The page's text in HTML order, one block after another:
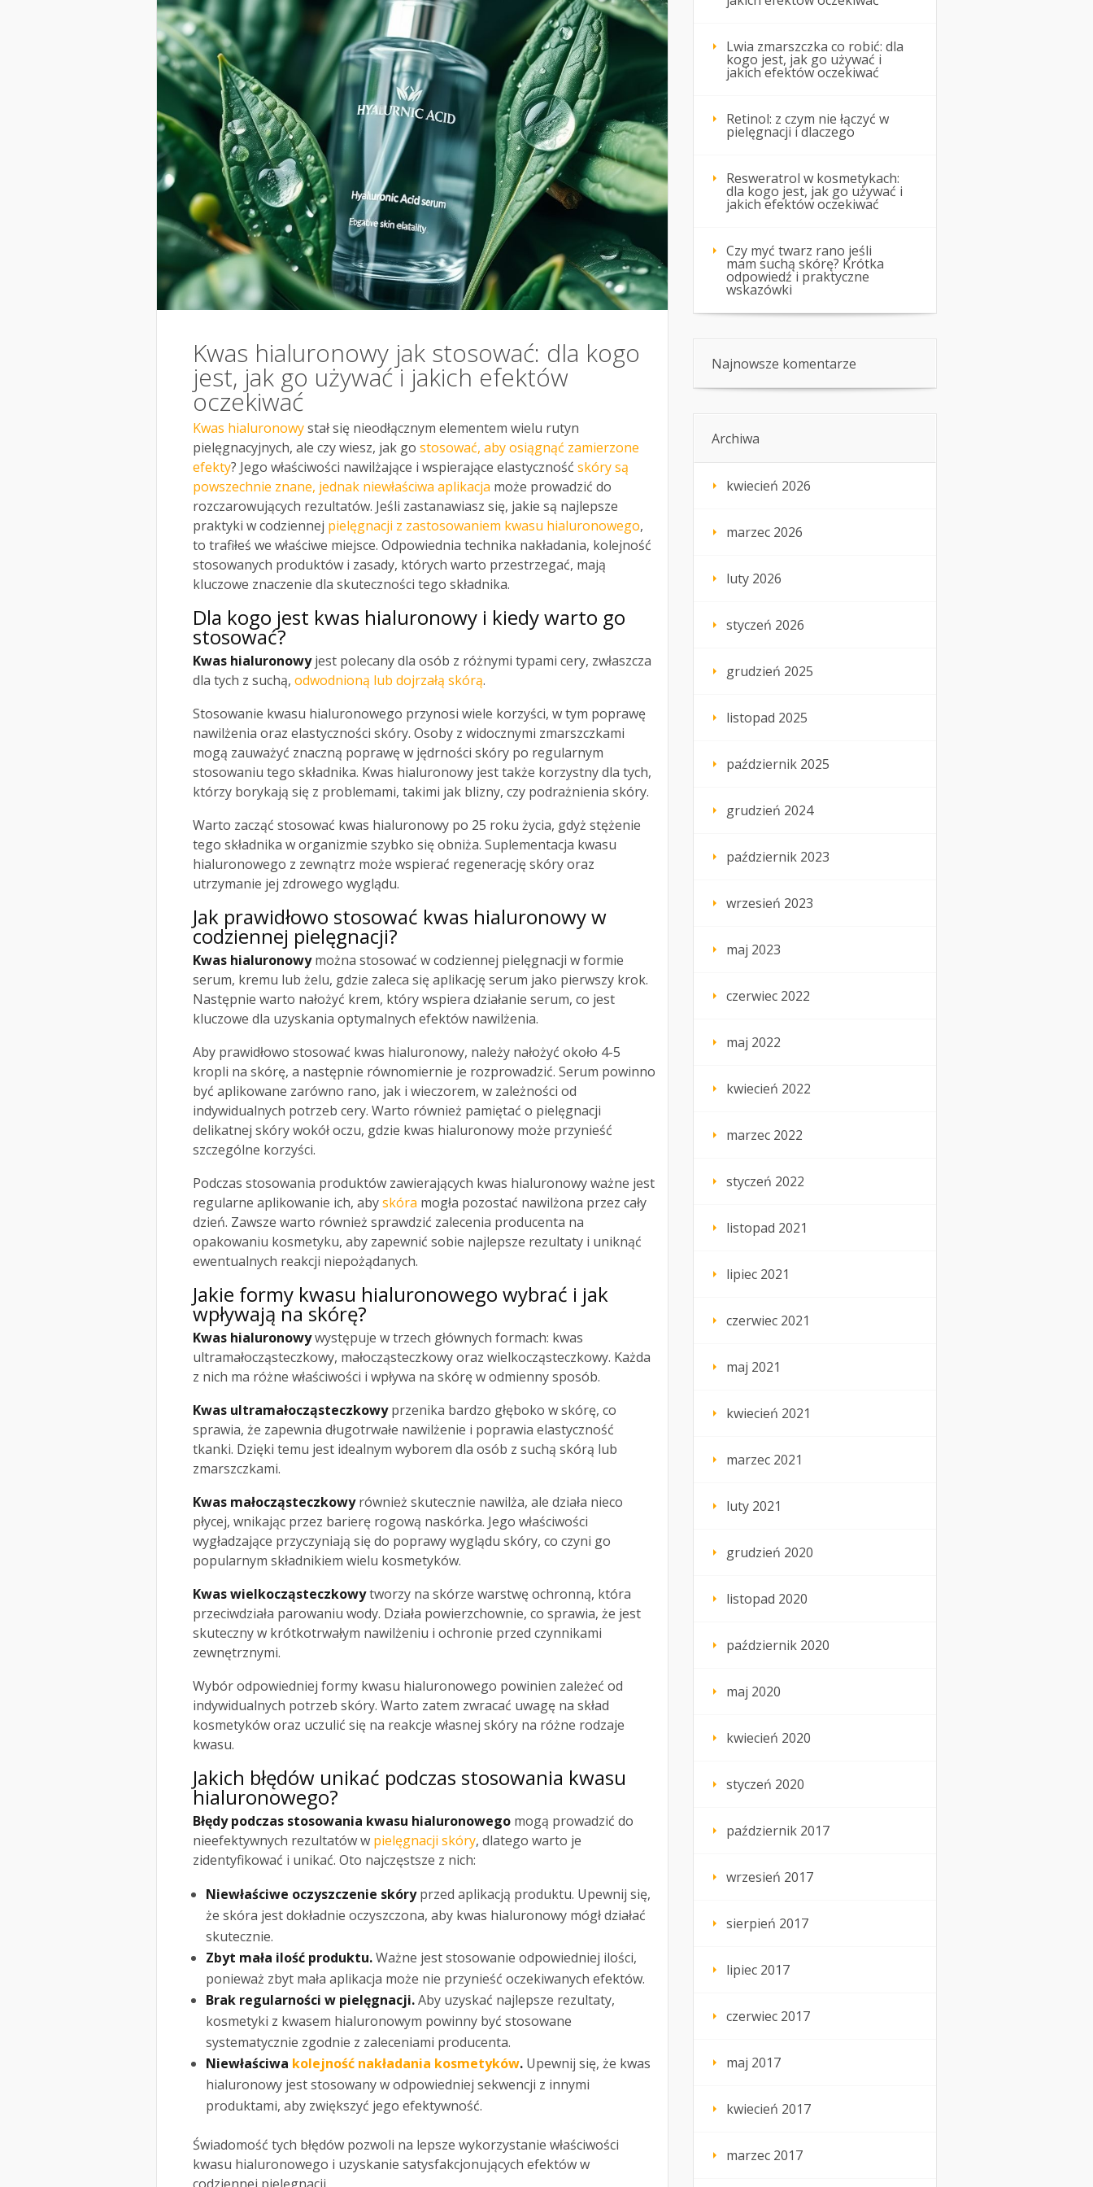
Kwas hialuronowy jak stosować: dla kogo
jest, jak go używać i jakich efektów
oczekiwać
Kwas hialuronowystał się nieodłącznym elementem wielu rutyn
pielęgnacyjnych, ale czy wiesz, jak go stosować, aby osiągnąć zamierzone
efekty? Jego właściwości nawilżające i wspierające elastyczność skóry są
powszechnie znane, jednak niewłaściwa aplikacja może prowadzić do
rozczarowujących rezultatów. Jeśli zastanawiasz się, jakie są najlepsze
praktyki w codziennej pielęgnacji z zastosowaniem kwasu hialuronowego,
to trafiłeś we właściwe miejsce. Odpowiednia technika nakładania, kolejność
stosowanych produktów i zasady, których warto przestrzegać, mają
kluczowe znaczenie dla skuteczności tego składnika.
Dla kogo jest kwas hialuronowy i kiedy warto go
stosować?
Kwas hialuronowyjest polecany dla osób z różnymi typami cery, zwłaszcza
dla tych z suchą, odwodnioną lub dojrzałą skórą.
Stosowanie kwasu hialuronowego przynosi wiele korzyści, w tym poprawę
nawilżenia oraz elastyczności skóry. Osoby z widocznymi zmarszczkami
mogą zauważyć znaczną poprawę w jędrności skóry po regularnym
stosowaniu tego składnika. Kwas hialuronowy jest także korzystny dla tych,
którzy borykają się z problemami, takimi jak blizny, czy podrażnienia skóry.
Warto zacząć stosować kwas hialuronowy po 25 roku życia, gdyż stężenie
tego składnika w organizmie szybko się obniża. Suplementacja kwasu
hialuronowego z zewnątrz może wspierać regenerację skóry oraz
utrzymanie jej zdrowego wyglądu.
Jak prawidłowo stosować kwas hialuronowy w
codziennej pielęgnacji?
Kwas hialuronowymożna stosować w codziennej pielęgnacji w formie
serum, kremu lub żelu, gdzie zaleca się aplikację serum jako pierwszy krok.
Następnie warto nałożyć krem, który wspiera działanie serum, co jest
kluczowe dla uzyskania optymalnych efektów nawilżenia.
Aby prawidłowo stosować kwas hialuronowy, należy nałożyć około 4-5
kropli na skórę, a następnie równomiernie je rozprowadzić. Serum powinno
być aplikowane zarówno rano, jak i wieczorem, w zależności od
indywidualnych potrzeb cery. Warto również pamiętać o pielęgnacji
delikatnej skóry wokół oczu, gdzie kwas hialuronowy może przynieść
szczególne korzyści.
Podczas stosowania produktów zawierających kwas hialuronowy ważne jest
regularne aplikowanie ich, abyskóra mogła pozostać nawilżona przez cały
dzień. Zawsze warto również sprawdzić zalecenia producenta na
opakowaniu kosmetyku, aby zapewnić sobie najlepsze rezultaty i uniknąć
ewentualnych reakcji niepożądanych.
Jakie formy kwasu hialuronowego wybrać i jak
wpływają na skórę?
Kwas hialuronowywystępuje w trzech głównych formach: kwas
ultramałocząsteczkowy, małocząsteczkowy oraz wielkocząsteczkowy. Każda
z nich ma różne właściwości i wpływa na skórę w odmienny sposób.
Kwas ultramałocząsteczkowyprzenika bardzo głęboko w skórę, co
sprawia, że zapewnia długotrwałe nawilżenie i poprawia elastyczność
tkanki. Dzięki temu jest idealnym wyborem dla osób z suchą skórą lub
zmarszczkami.
Kwas małocząsteczkowyrównież skutecznie nawilża, ale działa nieco
płycej, wnikając przez barierę rogową naskórka. Jego właściwości
wygładzające przyczyniają się do poprawy wyglądu skóry, co czyni go
popularnym składnikiem wielu kosmetyków.
Kwas wielkocząsteczkowytworzy na skórze warstwę ochronną, która
przeciwdziała parowaniu wody. Działa powierzchownie, co sprawia, że jest
skuteczny w krótkotrwałym nawilżeniu i ochronie przed czynnikami
zewnętrznymi.
Wybór odpowiedniej formy kwasu hialuronowego powinien zależeć od
indywidualnych potrzeb skóry. Warto zatem zwracać uwagę na skład
kosmetyków oraz uczulić się na reakcje własnej skóry na różne rodzaje
kwasu.
Jakich błędów unikać podczas stosowania kwasu
hialuronowego?
Błędy podczas stosowania kwasu hialuronowego mogą prowadzić do
nieefektywnych rezultatów w pielęgnacji skóry, dlatego warto je
zidentyfikować i unikać. Oto najczęstsze z nich:
Niewłaściwe oczyszczenie skóryprzed aplikacją produktu. Upewnij się,
że skóra jest dokładnie oczyszczona, aby kwas hialuronowy mógł działać
skutecznie.
Zbyt mała ilość produktu.Ważne jest stosowanie odpowiedniej ilości,
ponieważ zbyt mała aplikacja może nie przynieść oczekiwanych efektów.
Brak regularności w pielęgnacji.Aby uzyskać najlepsze rezultaty,
kosmetyki z kwasem hialuronowym powinny być stosowane
systematycznie zgodnie z zaleceniami producenta.
Niewłaściwa kolejność nakładania kosmetyków. Upewnij się, że kwas
hialuronowy jest stosowany w odpowiedniej sekwencji z innymi
produktami, aby zwiększyć jego efektywność.
Świadomość tych błędów pozwoli na lepsze wykorzystanie właściwości
kwasu hialuronowego i uzyskanie satysfakcjonujących efektów w
Lwia zmarszczka co robić: dla
kogo jest, jak go używać i
jakich efektów oczekiwać
Retinol: z czym nie łączyć w
pielęgnacji i dlaczego
Resweratrol w kosmetykach:
dla kogo jest, jak go używać i
jakich efektów oczekiwać
Czy myć twarz rano jeśli
mam suchą skórę? Krótka
odpowiedź i praktyczne
wskazówki
Najnowsze komentarze
Archiwa
kwiecień 2026
marzec 2026
luty 2026
styczeń 2026
grudzień 2025
listopad 2025
październik 2025
grudzień 2024
październik 2023
wrzesień 2023
maj 2023
czerwiec 2022
maj 2022
kwiecień 2022
marzec 2022
styczeń 2022
listopad 2021
lipiec 2021
czerwiec 2021
maj 2021
kwiecień 2021
marzec 2021
luty 2021
grudzień 2020
listopad 2020
październik 2020
maj 2020
kwiecień 2020
styczeń 2020
październik 2017
wrzesień 2017
sierpień 2017
lipiec 2017
czerwiec 2017
maj 2017
kwiecień 2017
marzec 2017